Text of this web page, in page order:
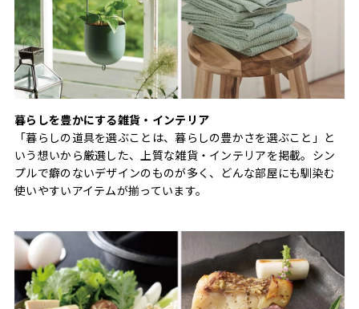
暮らしを豊かにする雑貨・インテリア
「暮らしの道具を選ぶことは、暮らしの豊かさを選ぶこと」と
いう想いから厳選した、上質な雑貨・インテリアを掲載。シン
プルで癖のないデザインのものが多く、どんな部屋にも馴染む
使いやすいアイテムが揃っています。